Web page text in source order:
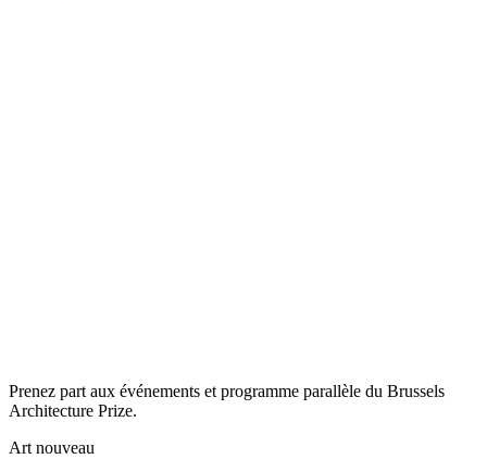
Prenez part aux événements et programme parallèle du Brussels
Architecture Prize.
Art nouveau